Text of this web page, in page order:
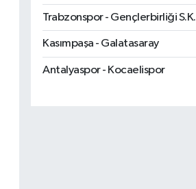
Trabzonspor - Gençlerbirliği S.K.
Kasımpaşa - Galatasaray
Antalyaspor - Kocaelispor